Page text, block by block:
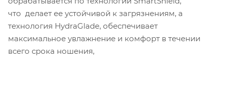
что делает ее устойчивой к загрязнениям, а
технология HydraGlade, обеспечивает
максимальное увлажнение и комфорт в течении
всего срока ношения,